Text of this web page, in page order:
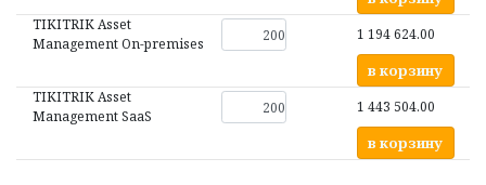
TIKITRIK Asset
Management On-premises
1 194 624.00
в корзину
TIKITRIK Asset
Management SaaS
1 443 504.00
в корзину